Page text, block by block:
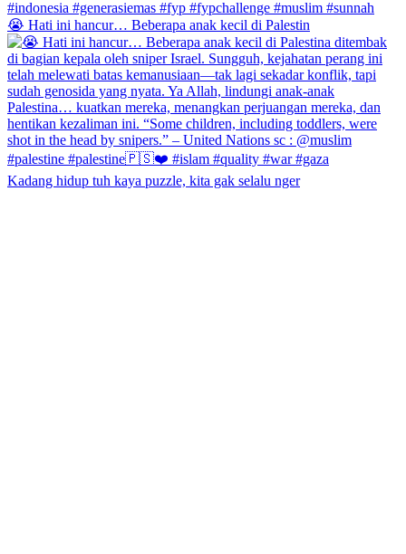
😭 Hati ini hancur… Beberapa anak kecil di Palestin
Kadang hidup tuh kaya puzzle, kita gak selalu nger